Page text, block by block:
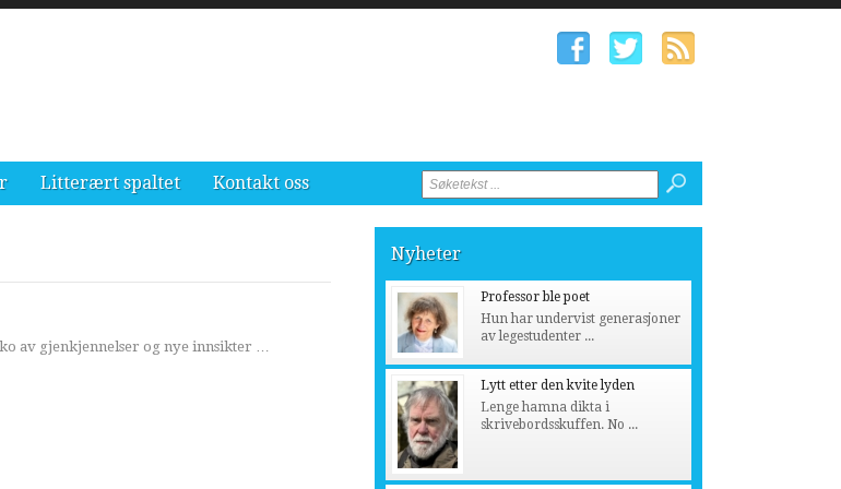
Litterært spaltet Kontakt oss
av gjenkjennelser og nye innsikter …
Nyheter
Professor ble poet
Hun har undervist generasjoner
av legestudenter ...
Lytt etter den kvite lyden
Lenge hamna dikta i
skrivebordsskuffen. No ...